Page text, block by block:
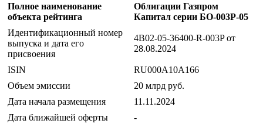
Полное наименование
объекта рейтинга
Облигации Газпром
Капитал серии БО-003Р-05
Идентификационный номер
выпуска и дата его
присвоения
4B02-05-36400-R-003P от
28.08.2024
ISIN
RU000A10A166
Объем эмиссии
20 млрд руб.
Дата начала размещения
11.11.2024
Дата ближайшей оферты
-